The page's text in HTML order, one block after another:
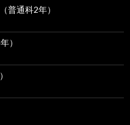
通科2年）
）